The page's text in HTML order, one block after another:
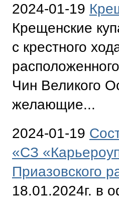
2024-01-19
Крещенские
с крестного
Чин Великого
желающие...
2024-01-19
«СЗ
Приазовского
18.01.2024г. в